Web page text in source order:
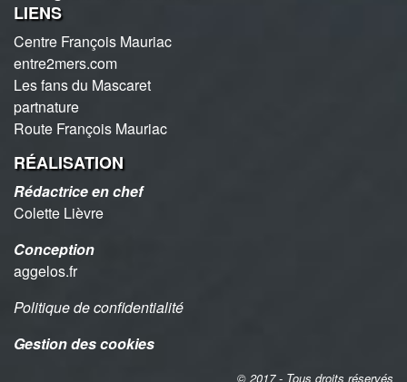
LIENS
Centre François Mauriac
entre2mers.com
Les fans du Mascaret
partnature
Route François Mauriac
RÉALISATION
Rédactrice en chef
Colette Lièvre
Conception
aggelos.fr
Politique de confidentialité
Gestion des cookies
© 2017 - Tous droits réservés